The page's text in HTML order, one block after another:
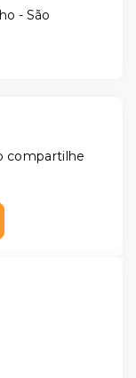
- São
compartilhe